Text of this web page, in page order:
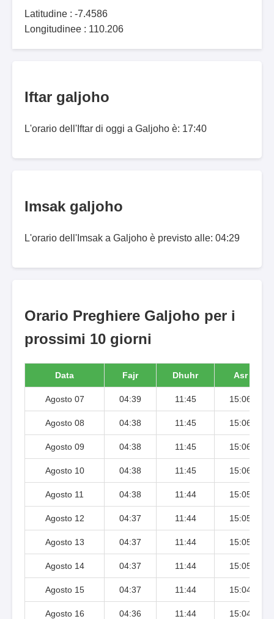
Latitudine : -7.4586
Longitudinee : 110.206
Iftar galjoho
L'orario dell'Iftar di oggi a Galjoho è: 17:40
Imsak galjoho
L'orario dell'Imsak a Galjoho è previsto alle: 04:29
Orario Preghiere Galjoho per i
prossimi 10 giorni
Data Fajr Dhuhr Asr
Agosto 07 04:39 11:45 15:06
Agosto 08 04:38 11:45 15:06
Agosto 09 04:38 11:45 15:06
Agosto 10 04:38 11:45 15:06
Agosto 11 04:38 11:44 15:05
Agosto 12 04:37 11:44 15:05
Agosto 13 04:37 11:44 15:05
Agosto 14 04:37 11:44 15:05
Agosto 15 04:37 11:44 15:04
Agosto 16 04:36 11:44 15:04